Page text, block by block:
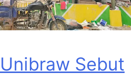
Sebut